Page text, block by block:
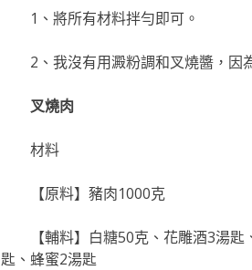
1、將所有材料拌勻即可。
2、我沒有用澱粉調和叉燒醬，因
叉燒肉
材料
【原料】豬肉1000克
【輔料】白糖50克、花雕酒3湯
匙、蜂蜜2湯匙